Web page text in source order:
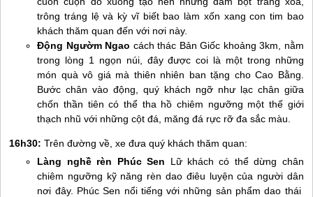
trông tráng lệ và kỳ vĩ biết bao làm xốn xang con tim bao
khách thăm quan đến với nơi này.
Động Ngườm Ngao cách thác Bản Giốc khoảng 3km, nằm
trong lòng 1 ngọn núi, đây được coi là một trong những
món quà vô giá mà thiên nhiên ban tặng cho Cao Bằng.
Bước chân vào động, quý khách ngỡ như lạc chân giữa
chốn thần tiên có thể tha hồ chiêm ngưỡng một thế giới
thạch nhũ với những cột đá, măng đá rực rỡ đa sắc màu.
16h30: Trên đường về, xe đưa quý khách thăm quan:
Làng nghề rèn Phúc Sen Lữ khách có thể dừng chân
chiêm ngưỡng kỹ năng rèn dao điêu luyện của người dân
nơi đây. Phúc Sen nổi tiếng với những sản phẩm dao thái